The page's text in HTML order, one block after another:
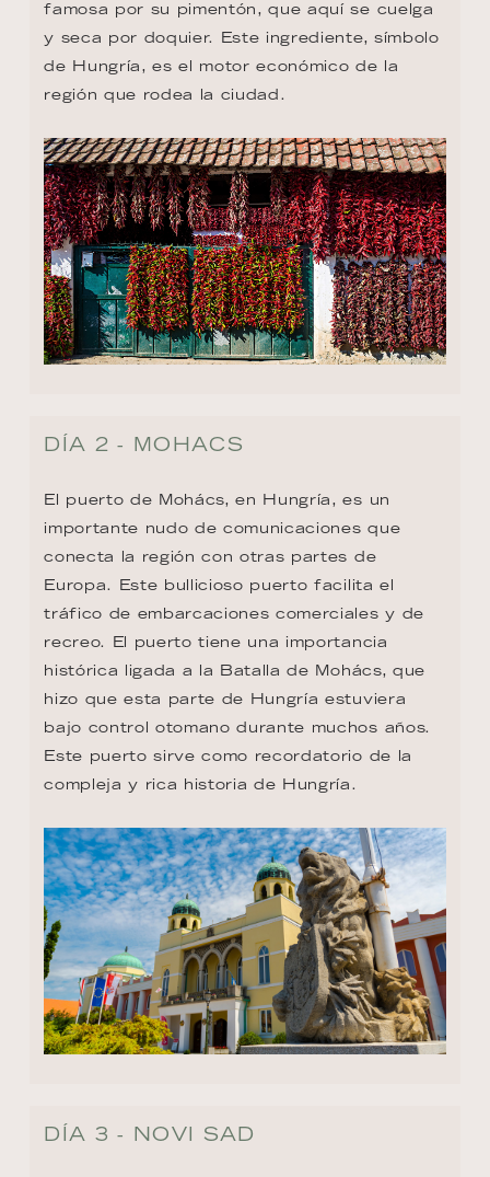
famosa por su pimentón, que aquí se cuelga
y seca por doquier. Este ingrediente, símbolo
de Hungría, es el motor económico de la
región que rodea la ciudad.
DÍA 2 - MOHACS
El puerto de Mohács, en Hungría, es un
importante nudo de comunicaciones que
conecta la región con otras partes de
Europa. Este bullicioso puerto facilita el
tráfico de embarcaciones comerciales y de
recreo. El puerto tiene una importancia
histórica ligada a la Batalla de Mohács, que
hizo que esta parte de Hungría estuviera
bajo control otomano durante muchos años.
Este puerto sirve como recordatorio de la
compleja y rica historia de Hungría.
DÍA 3 - NOVI SAD